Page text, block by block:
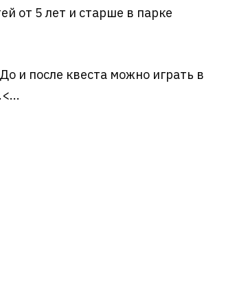
от 5 лет и старше в парке
и после квеста можно играть в